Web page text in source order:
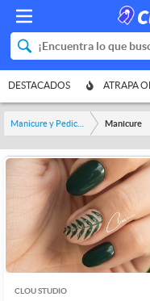
DESTACADOS ATRAPA
Manicure
CLOU STUDIO